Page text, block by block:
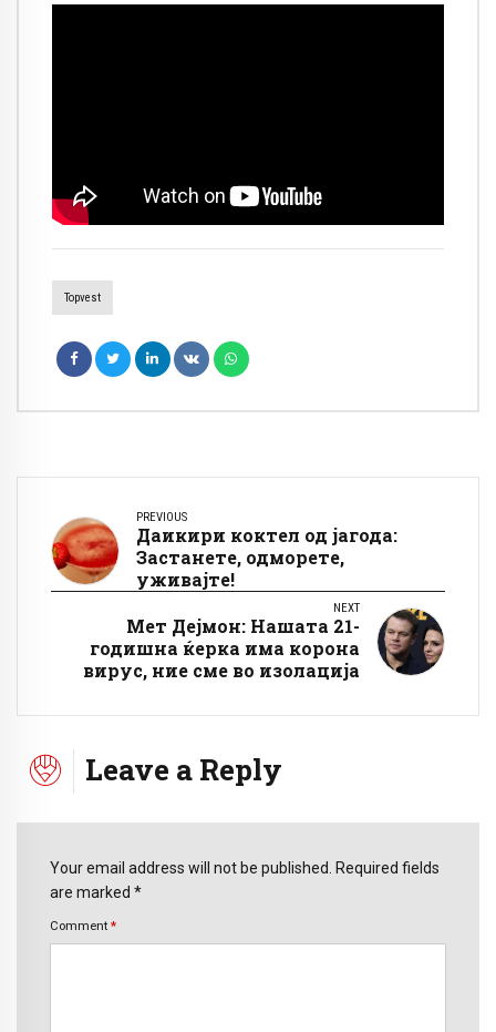
Topvest
PREVIOUS
Даикири коктел од јагода:
Застанете, одморете,
уживајте!
NEXT
Мет Дејмон: Нашата 21-
годишна ќерка има корона
вирус, ние сме во изолација
Leave a Reply
Your email address will not be published. Required fields
are marked *
Comment *